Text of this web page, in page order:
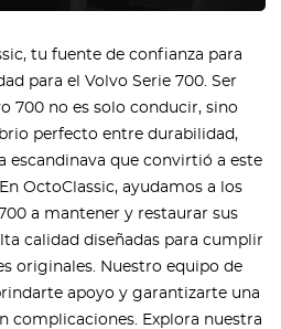
tu fuente de confianza para
para el Volvo Serie 700. Ser
700 no es solo conducir, sino
perfecto entre durabilidad,
escandinava que convirtió a este
OctoClassic, ayudamos a los
a mantener y restaurar sus
calidad diseñadas para cumplir
originales. Nuestro equipo de
apoyo y garantizarte una
complicaciones. Explora nuestra